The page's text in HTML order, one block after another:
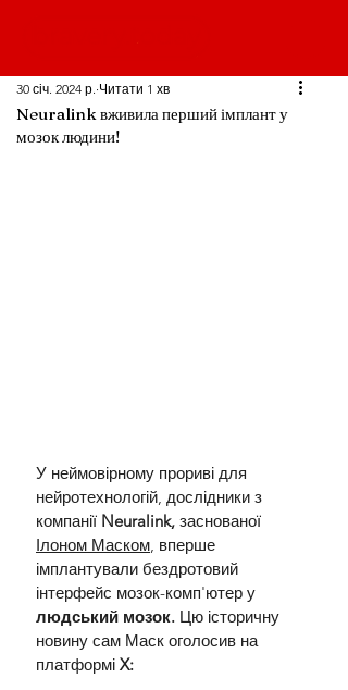
Neuralink вживила перший імплант у
мозок людини!
30 січ. 2024 р. Читати 1 хв
У неймовірному прориві для
нейротехнологій, дослідники з
компанії Neuralink, заснованої
Ілоном Маском, вперше
імплантували бездротовий
інтерфейс мозок-комп'ютер у
людський мозок. Цю історичну
новину сам Маск оголосив на
платформі X: